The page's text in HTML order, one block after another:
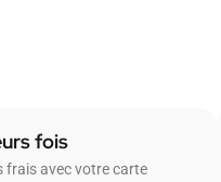
fois
frais avec votre carte